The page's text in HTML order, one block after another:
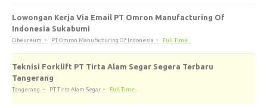
Lowongan Kerja Via Email PT Omron Manufacturing Of
Indonesia Sukabumi
Cibeureum PT Omron Manufacturing Of Indonesia Full Time
Teknisi Forklift PT Tirta Alam Segar Segera Terbaru
Tangerang
Tangerang PT Tirta Alam Segar Full Time